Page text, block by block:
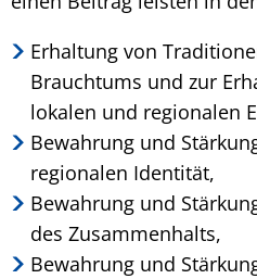
Erhaltung von
Brauchtums und zur
lokalen und regionalen
Bewahrung und
regionalen Identität,
Bewahrung und
des Zusammenhalts,
Bewahrung und